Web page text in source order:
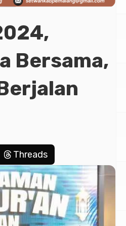
Bersama,
Threads